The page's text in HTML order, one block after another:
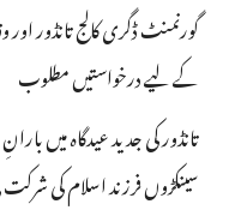
گورنمنٹ ڈگری کالج تانڈور
کے لیے درخواستیں مطلوب
تانڈور کی جدید عیدگاہ میں
سینکڑوں فرزند اسلام کی